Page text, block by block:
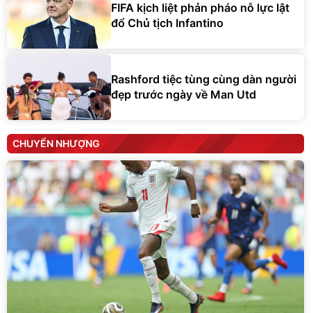
FIFA kịch liệt phản pháo nỗ lực lật
đổ Chủ tịch Infantino
Rashford tiệc tùng cùng dàn người
đẹp trước ngày về Man Utd
CHUYỂN NHƯỢNG